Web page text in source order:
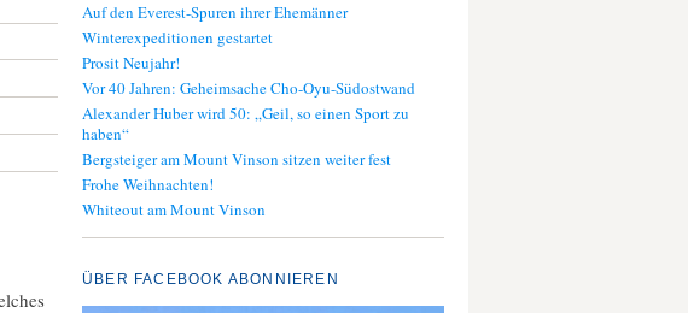
Auf den Everest-Spuren ihrer Ehemänner
Winterexpeditionen gestartet
Prosit Neujahr!
Vor 40 Jahren: Geheimsache Cho-Oyu-Südostwand
Alexander Huber wird 50: „Geil, so einen Sport zu
haben“
Bergsteiger am Mount Vinson sitzen weiter fest
Frohe Weihnachten!
Whiteout am Mount Vinson
ÜBER FACEBOOK ABONNIEREN